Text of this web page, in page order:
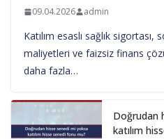
09.04.2026 admin
Katılım esaslı sağlık sigortası,
maliyetleri ve faizsiz finans
daha fazla…
Doğrudan
katılım